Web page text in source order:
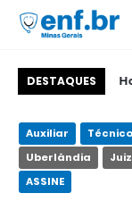
DESTAQUES
- Upa Norte -
Auxiliar
Uberlândia
ASSINE